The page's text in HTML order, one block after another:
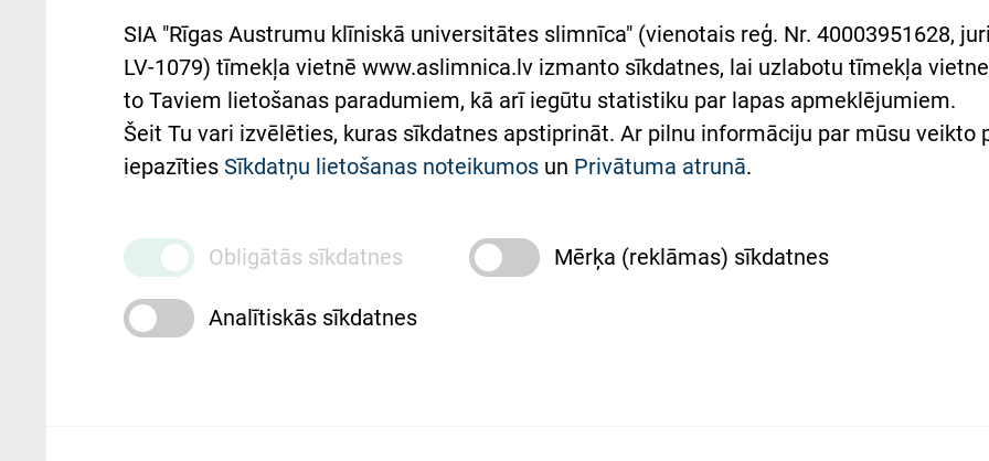
Pacienta
atsauksmju/sūdzību
iesniegšanas kārtība
Kā pie mums nokļūt
ceļvedis
Rekvizīti un ārstniecības
Austrumu slimnīcas
atbalsts Ukrainai
Підтримка Східної лікарні
та співпраця з Україною
SIA "Rīgas Austrumu klīniskā universitātes slimnīca" (vienotais reģ. Nr. 40003951628,
LV-1079) tīmekļa vietnē www.aslimnica.lv izmanto sīkdatnes, lai uzlabotu tīmekļa
to Taviem lietošanas paradumiem, kā arī iegūtu statistiku par lapas apmeklējumiem.
Šeit Tu vari izvēlēties, kuras sīkdatnes apstiprināt. Ar pilnu informāciju par mūsu veikto
iepazīties Sīkdatņu lietošanas noteikumos un Privātuma atrunā.
Obligātās sīkdatnes Mērķa (reklāmas) sīkdatnes
Analītiskās sīkdatnes